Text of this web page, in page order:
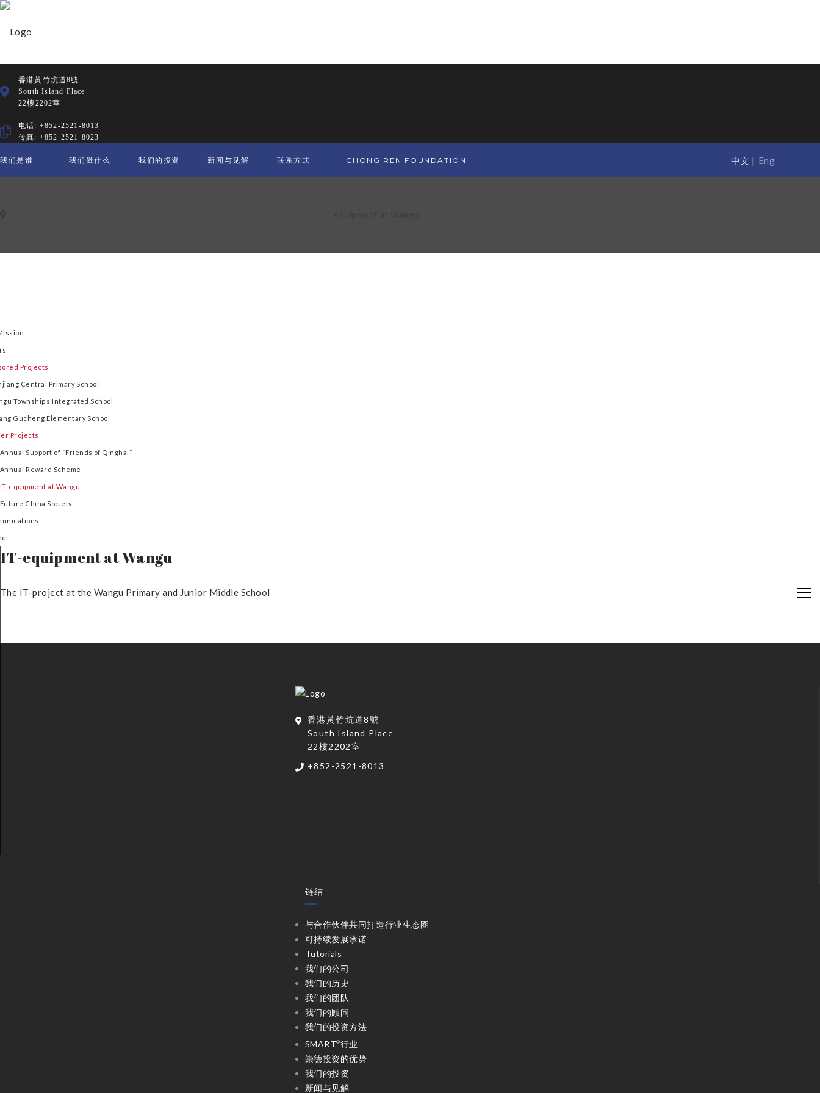
香港黃竹坑道8號
South Island Place
22樓2202室
电话: +852-2521-8013
传真: +852-2521-8023
我们是谁 我们做什么 我们的投资 新闻与见解 联系方式 CHONG REN FOUNDATION Eng
中文
Projects
Central Primary School
Township’s Integrated School
Gucheng Elementary School
Projects
Annual Support of “Friends of Qinghai”
Annual Reward Scheme
IT-equipment at Wangu
Future China Society
IT-equipment at Wangu
The IT-project at the Wangu Primary and Junior Middle School
香港黃竹坑道8號
South Island Place
22樓2202室
+852-2521-8013
链结
与合作伙伴共同打造行业生态圈
可持续发展承诺
Tutorials
我们的公司
我们的历史
我们的团队
我们的顾问
我们的投资方法
SMART©行业
崇德投资的优势
我们的投资
新闻与见解